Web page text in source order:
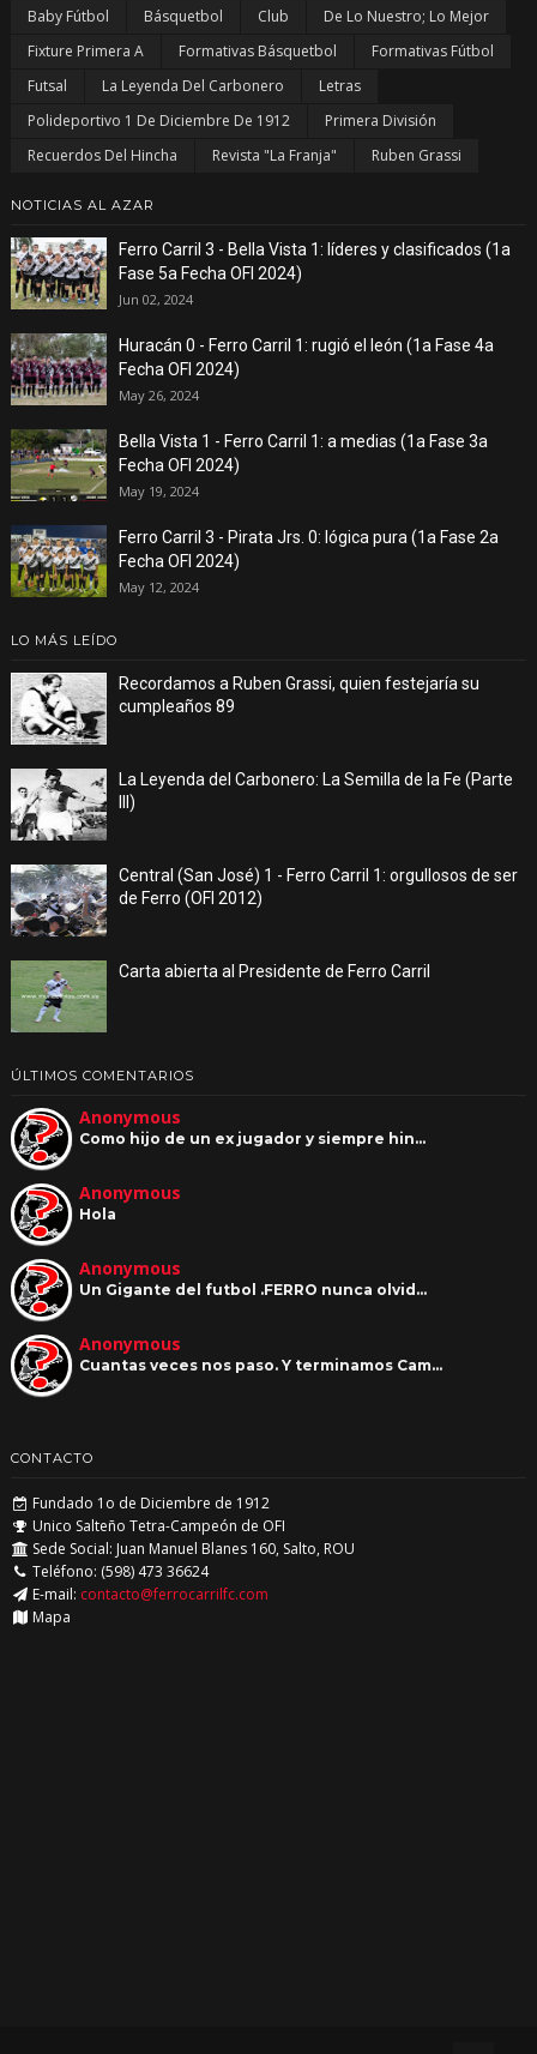
Baby Fútbol Básquetbol Club
De Lo Nuestro; Lo Mejor
Fixture Primera A
Formativas Básquetbol
Formativas Fútbol
Futsal
La Leyenda Del Carbonero
Letras
Polideportivo 1 De Diciembre De 1912
Primera División
Recuerdos Del Hincha
Revista "La Franja" Ruben Grassi
NOTICIAS AL AZAR
Ferro Carril 3 - Bella Vista 1: líderes y clasificados (1a
Fase 5a Fecha OFI 2024)
Jun 02, 2024
Huracán 0 - Ferro Carril 1: rugió el león (1a Fase 4a
Fecha OFI 2024)
May 26, 2024
Bella Vista 1 - Ferro Carril 1: a medias (1a Fase 3a
Fecha OFI 2024)
May 19, 2024
Ferro Carril 3 - Pirata Jrs. 0: lógica pura (1a Fase 2a
Fecha OFI 2024)
May 12, 2024
LO MÁS LEÍDO
Recordamos a Ruben Grassi, quien festejaría su
cumpleaños 89
La Leyenda del Carbonero: La Semilla de la Fe (Parte
III)
Central (San José) 1 - Ferro Carril 1: orgullosos de ser
de Ferro (OFI 2012)
Carta abierta al Presidente de Ferro Carril
ÚLTIMOS COMENTARIOS
Anonymous
Como hijo de un ex jugador y siempre hin…
Anonymous
Hola
Anonymous
Un Gigante del futbol .FERRO nunca olvid…
Anonymous
Cuantas veces nos paso. Y terminamos Cam…
CONTACTO
Fundado 1o de Diciembre de 1912
Unico Salteño Tetra-Campeón de OFI
Sede Social: Juan Manuel Blanes 160, Salto, ROU
Teléfono: (598) 473 36624
E-mail: contacto@ferrocarrilfc.com
Mapa